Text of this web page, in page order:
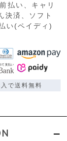
払い、キャリ
決済、ソフト
い(ペイディ)
で送料無料